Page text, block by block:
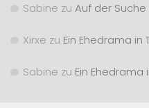
Sabine zu Auf der Suche
Xirxe zu Ein Ehedrama
Sabine zu Ein